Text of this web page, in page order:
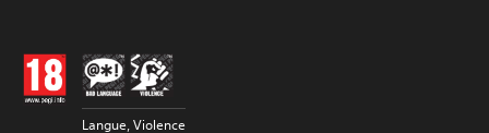
Langue, Violence